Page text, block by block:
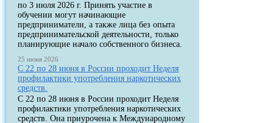
по 3 июля 2026 г. Принять участие в
обучении могут начинающие
предприниматели, а также лица без опыта
предпринимательской деятельности, только
планирующие начало собственного бизнеса.
25 июня 2026
С 22 по 28 июня в России проходит Неделя
профилактики употребления наркотических
средств.
С 22 по 28 июня в России проходит Неделя
профилактики употребления наркотических
средств. Она приурочена к Международному